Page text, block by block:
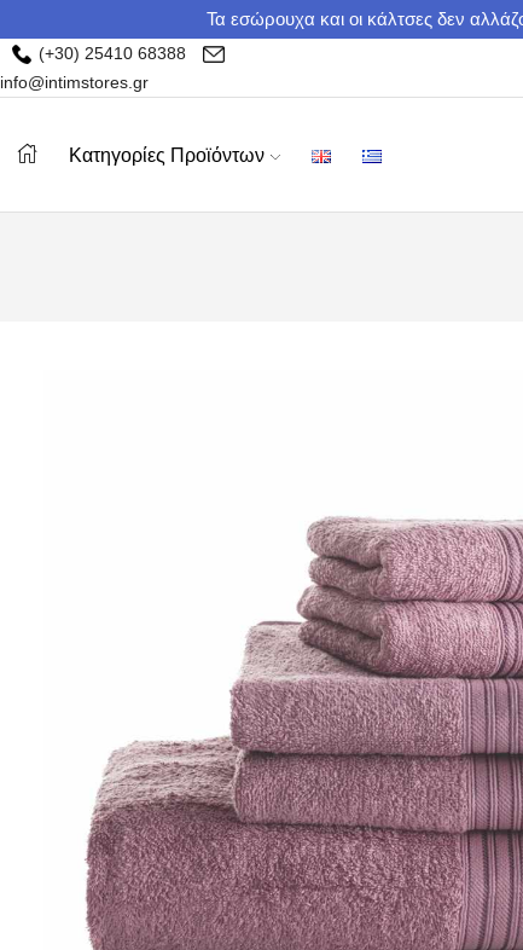
Τα εσώρουχα και οι κάλτσες δεν
(+30) 25410 68388
info@intimstores.gr
Κατηγορίες Προϊόντων